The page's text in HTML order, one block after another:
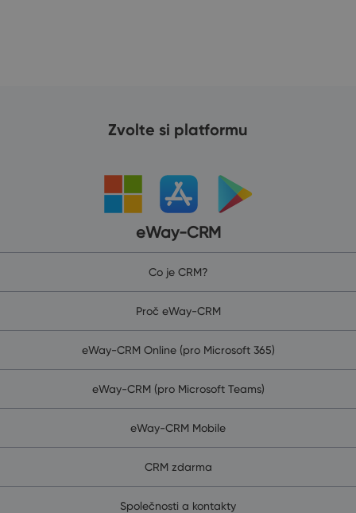
Zvolte si platformu
eWay-CRM
Co je CRM?
Proč eWay-CRM
eWay-CRM Online (pro Microsoft 365)
eWay-CRM (pro Microsoft Teams)
eWay-CRM Mobile
CRM zdarma
Společnosti a kontakty